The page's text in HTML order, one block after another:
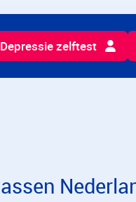
Depressie zelftest